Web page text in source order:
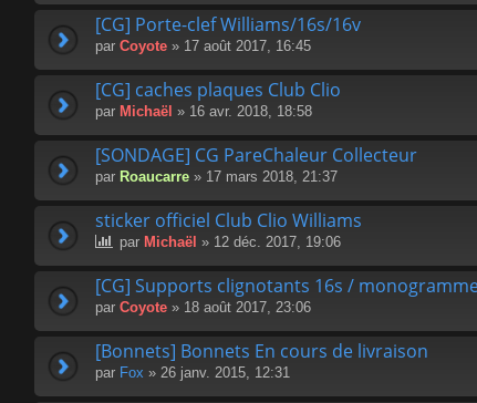
[CG] Porte-clef Williams/16s/16v
par Coyote » 17 août 2017, 16:45
[CG] caches plaques Club Clio
par Michaël » 16 avr. 2018, 18:58
[SONDAGE] CG PareChaleur Collecteur
par Roaucarre » 17 mars 2018, 21:37
sticker officiel Club Clio Williams
par Michaël » 12 déc. 2017, 19:06
[CG] Supports clignotants 16s /
par Coyote » 18 août 2017, 23:06
[Bonnets] Bonnets En cours de livraison
par Fox » 26 janv. 2015, 12:31